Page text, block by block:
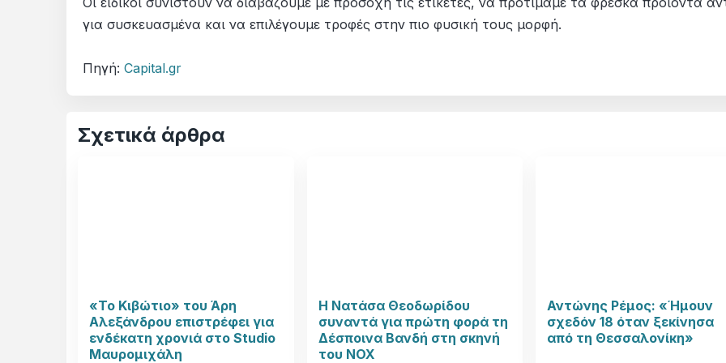
για συσκευασμένα και να επιλέγουμε τροφές στην πιο φυσική τους μορφή.
Πηγή: Capital.gr
Σχετικά άρθρα
«Το Κιβώτιο» του Άρη
Αλεξάνδρου επιστρέφει για
ενδέκατη χρονιά στο Studio
Μαυρομιχάλη
Η Νατάσα Θεοδωρίδου
συναντά για πρώτη φορά τη
Δέσποινα Βανδή στη σκηνή
του NOX
Αντώνης Ρέμος: «Ήμουν
σχεδόν 18 όταν ξεκίνησα
από τη Θεσσαλονίκη»